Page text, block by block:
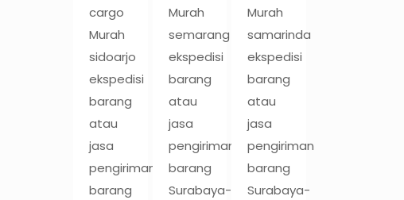
cargo
Murah
sidoarjo
ekspedisi
barang
atau
jasa
pengiriman
barang
Murah
semarang
ekspedisi
barang
atau
jasa
pengiriman
barang
Surabaya-
Murah
samarinda
ekspedisi
barang
atau
jasa
pengiriman
barang
Surabaya-